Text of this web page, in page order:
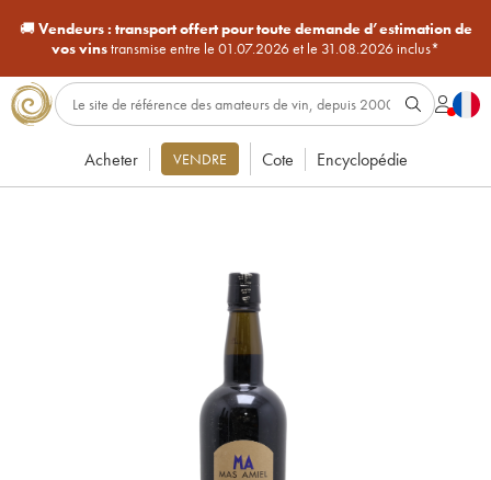
🚚Vendeurs : transport offert pour toute demande d’estimation de
vos vinstransmise entre le 01.07.2026 et le 31.08.2026 inclus*
Acheter VENDRE Cote Encyclopédie